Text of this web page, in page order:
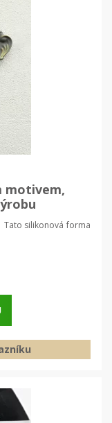
motivem,
silikonová forma